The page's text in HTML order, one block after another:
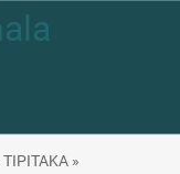
TIPITAKA »